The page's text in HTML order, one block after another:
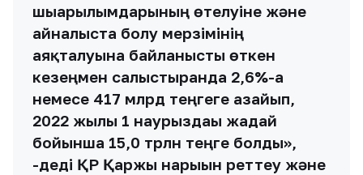
шығарылымдарының өтелуіне және
айналыста болу мерзімінің
аяқталуына байланысты өткен
кезеңмен салыстырғанда 2,6%-ға
немесе 417 млрд теңгеге азайып,
2022 жылғы 1 наурыздағы жағдай
бойынша 15,0 трлн теңге болды»,
-деді ҚР Қаржы нарығын реттеу және